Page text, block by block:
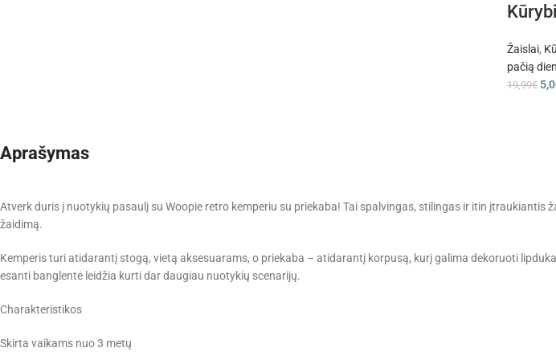
Žaislai,
pačią
19,99€
Aprašymas
Atverk duris į nuotykių pasaulį su Woopie retro kemperiu su priekaba! Tai spalvingas, stilingas ir itin
žaidimą.
Kemperis turi atidarantį stogą, vietą aksesuarams, o priekaba – atidarantį korpusą, kurį galima dekoruoti
esanti banglentė leidžia kurti dar daugiau nuotykių scenarijų.
Charakteristikos
Skirta vaikams nuo 3 metų